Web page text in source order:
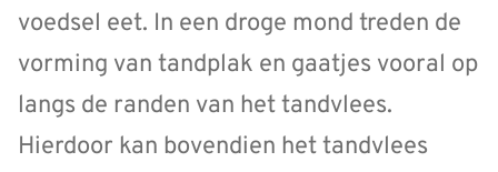
voedsel eet. In een droge mond treden de
vorming van tandplak en gaatjes vooral op
langs de randen van het tandvlees.
Hierdoor kan bovendien het tandvlees